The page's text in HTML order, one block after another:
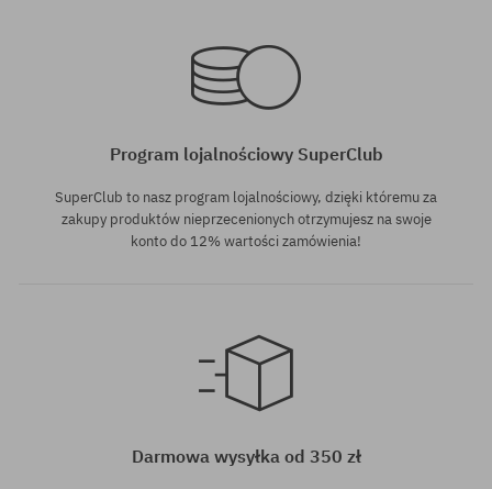
35
Program lojalnościowy SuperClub
SuperClub to nasz program lojalnościowy, dzięki któremu za
zakupy produktów nieprzecenionych otrzymujesz na swoje
konto do 12% wartości zamówienia!
Darmowa wysyłka od 350 zł